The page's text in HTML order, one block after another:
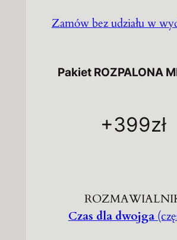
Zamów bez udziału w
Pakiet ROZPALONA
+399zł
Czas dla dwojga